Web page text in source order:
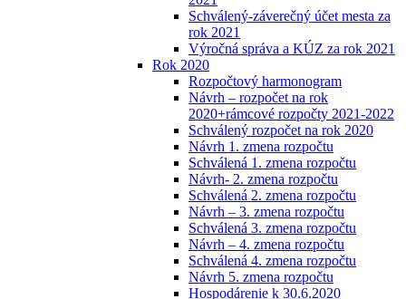
Schválený-záverečný účet mesta za
rok 2021
Výročná správa a KÚZ za rok 2021
Rok 2020
Rozpočtový harmonogram
Návrh – rozpočet na rok
2020+rámcové rozpočty 2021-2022
Schválený rozpočet na rok 2020
Návrh 1. zmena rozpočtu
Schválená 1. zmena rozpočtu
Návrh- 2. zmena rozpočtu
Schválená 2. zmena rozpočtu
Návrh – 3. zmena rozpočtu
Schválená 3. zmena rozpočtu
Návrh – 4. zmena rozpočtu
Schválená 4. zmena rozpočtu
Návrh 5. zmena rozpočtu
Hospodárenie k 30.6.2020